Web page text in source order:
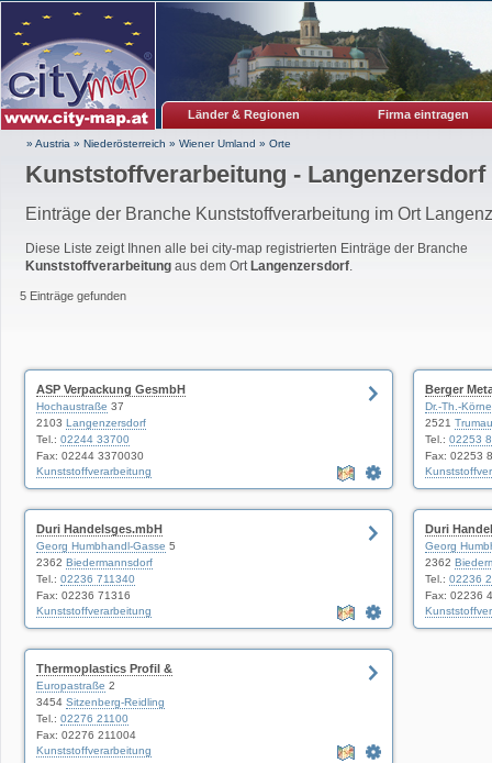
Länder & Regionen Firma eintragen
» Austria » Niederösterreich » Wiener Umland » Orte
Kunststoffverarbeitung - Langenzersdorf
Einträge der Branche Kunststoffverarbeitung im Ort
Diese Liste zeigt Ihnen alle bei city-map registrierten Einträge der Branche
Kunststoffverarbeitung aus dem Ort Langenzersdorf.
5 Einträge gefunden
ASP Verpackung GesmbH
Hochaustraße 37
2103 Langenzersdorf
Tel.: 02244 33700
Fax: 02244 3370030
Kunststoffverarbeitung
Berger
Dr.-Th.-
2521 Trumau
Tel.: 02253
Fax: 02253
Duri Handelsges.mbH
Georg Humbhandl-Gasse 5
2362 Biedermannsdorf
Tel.: 02236 711340
Fax: 02236 71316
Kunststoffverarbeitung
Duri
Georg
2362
Tel.: 02236
Fax: 02236
Thermoplastics Profil &
Europastraße 2
3454 Sitzenberg-Reidling
Tel.: 02276 21100
Fax: 02276 211004
Kunststoffverarbeitung